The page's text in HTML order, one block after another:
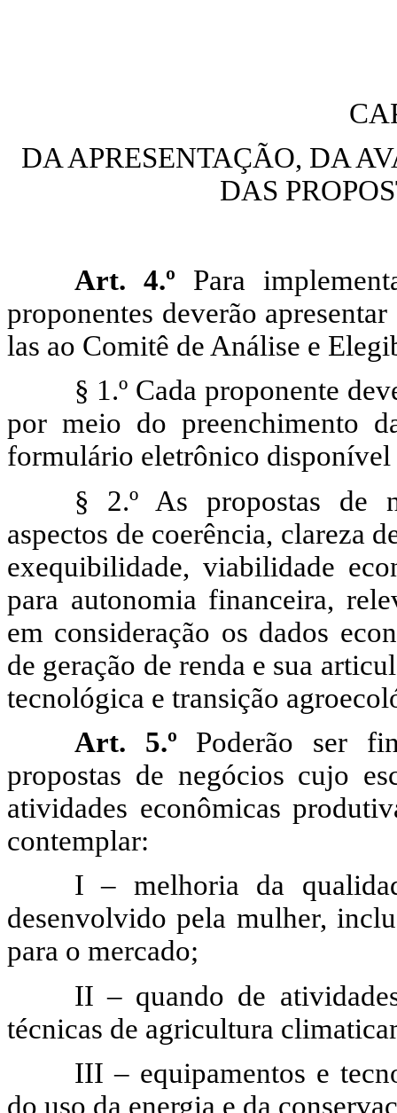
DA APRESENTAÇÃO, DA
DAS
Art. 4.º Para
proponentes deverão
las ao Comitê de Análise e
§ 1.º Cada proponente
por meio do preenchimento
formulário eletrônico disponível
§ 2.º As propostas de
aspectos de coerência, clareza
exequibilidade, viabilidade
para autonomia financeira,
em consideração os dados
de geração de renda e sua
tecnológica e transição
Art. 5.º Poderão ser
propostas de negócios cujo
atividades econômicas
contemplar:
I – melhoria da
desenvolvido pela mulher,
para o mercado;
II – quando de
técnicas de agricultura
III – equipamentos e
do uso da energia e da